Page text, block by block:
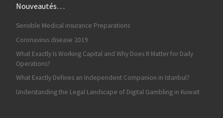
Nouveautés…
Sensible Medical insurance Preparations
Coronavirus disease 2019
What Exactly Is Working Capital and Why Does It Matter for Daily
Operations?
What Exactly Defines an Independent Companion in Istanbul?
Understanding the Legal Landscape of Digital Gambling in Kuwait